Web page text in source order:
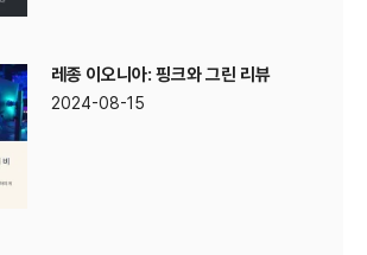
레종 이오니아: 핑크와 그린 리뷰
2024-08-15